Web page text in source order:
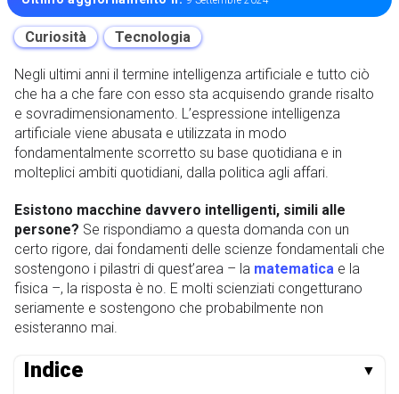
Curiosità Tecnologia
Negli ultimi anni il termine intelligenza artificiale e tutto ciò
che ha a che fare con esso sta acquisendo grande risalto
e sovradimensionamento. L’espressione intelligenza
artificiale viene abusata e utilizzata in modo
fondamentalmente scorretto su base quotidiana e in
molteplici ambiti quotidiani, dalla politica agli affari.
Esistono macchine davvero intelligenti, simili alle
persone? Se rispondiamo a questa domanda con un
certo rigore, dai fondamenti delle scienze fondamentali che
sostengono i pilastri di quest’area – la matematica e la
fisica –, la risposta è no. E molti scienziati congetturano
seriamente e sostengono che probabilmente non
esisteranno mai.
Indice ▼